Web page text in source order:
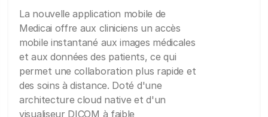
La nouvelle application mobile de
Medicai offre aux cliniciens un accès
mobile instantané aux images médicales
et aux données des patients, ce qui
permet une collaboration plus rapide et
des soins à distance. Doté d'une
architecture cloud native et d'un
visualiseur DICOM à faible